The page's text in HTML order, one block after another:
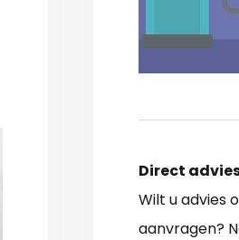
Direct
Wilt u advies
aanvragen?